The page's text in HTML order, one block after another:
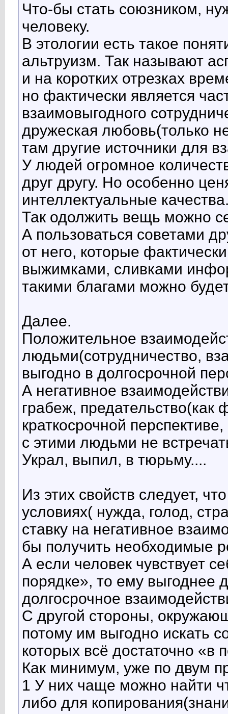
Что-бы стать союзником,
человеку.
В этологии есть такое
альтруизм. Так называют
и на коротких отрезках
но фактически является
взаимовыгодного
дружеская любовь(только
там другие источники для
У людей огромное
друг другу. Но особенно
интеллектуальные
Так одолжить вещь можно
А пользоваться советами
от него, которые
выжимками, сливками
такими благами можно
Далее.
Положительное
людьми(сотрудничество,
выгодно в долгосрочной
А негативное
грабеж, предательство(как
краткосрочной
с этими людьми не
Украл, выпил, в тюрьму....
Из этих свойств следует,
условиях( нужда, голод,
ставку на негативное
бы получить необходимые
А если человек чувствует
порядке», то ему выгоднее
долгосрочное
С другой стороны,
потому им выгодно искать
которых всё достаточно «в
Как минимум, уже по двум
1 У них чаще можно найти
либо для